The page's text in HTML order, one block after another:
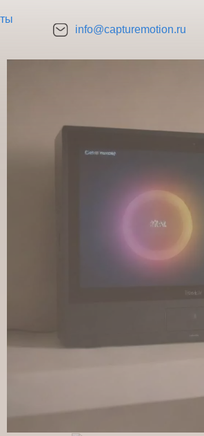
info@capturemotion.ru